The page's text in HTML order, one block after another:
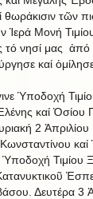
θωράκισιν τῶν
Ἱερά Μονή
τό νησί μας ἀπό
καί
Ὑποδοχή
καί Ὁσίου
2 Ἀπριλίου
Τιμίου
Δευτέρα 3